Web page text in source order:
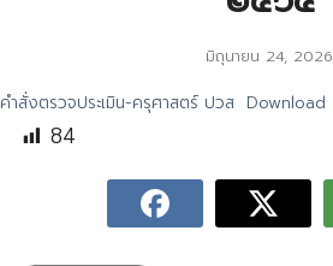
มิถุนายน 24, 2026
คำสั่งตรวจประเมิน-ครุศาสตร์ ปวส Download
84